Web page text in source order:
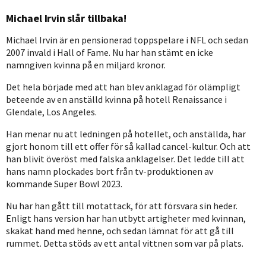
Michael Irvin slår tillbaka!
Michael Irvin är en pensionerad toppspelare i NFL och sedan
2007 invald i Hall of Fame. Nu har han stämt en icke
namngiven kvinna på en miljard kronor.
Det hela började med att han blev anklagad för olämpligt
beteende av en anställd kvinna på hotell Renaissance i
Glendale, Los Angeles.
Han menar nu att ledningen på hotellet, och anställda, har
gjort honom till ett offer för så kallad cancel-kultur. Och att
han blivit överöst med falska anklagelser. Det ledde till att
hans namn plockades bort från tv-produktionen av
kommande Super Bowl 2023.
Nu har han gått till motattack, för att försvara sin heder.
Enligt hans version har han utbytt artigheter med kvinnan,
skakat hand med henne, och sedan lämnat för att gå till
rummet. Detta stöds av ett antal vittnen som var på plats.